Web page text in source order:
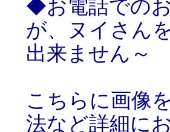
◆お電話での
が、ヌイさん
出来ません～
こちらに画像
法など詳細に